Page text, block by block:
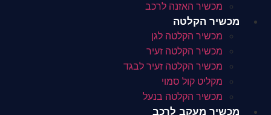
מכשיר האזנה לרכב
מכשיר הקלטה
מכשיר הקלטה לגן
מכשיר הקלטה זעיר
מכשיר הקלטה זעיר לבגד
מקליט קול סמוי
מכשיר הקלטה בנעל
מכשיר מעקב לרכב